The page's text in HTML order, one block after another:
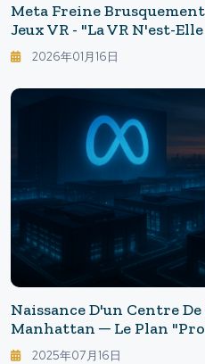
Meta Freine
Jeux VR - "La VR N'est-
Une Mauvaise Gestion" ? :
Décision De Meta
2026年01月16日
Naissance D'un Centre De
Manhattan ─ Le Plan
Dévoilé Dans Son
2025年07月16日